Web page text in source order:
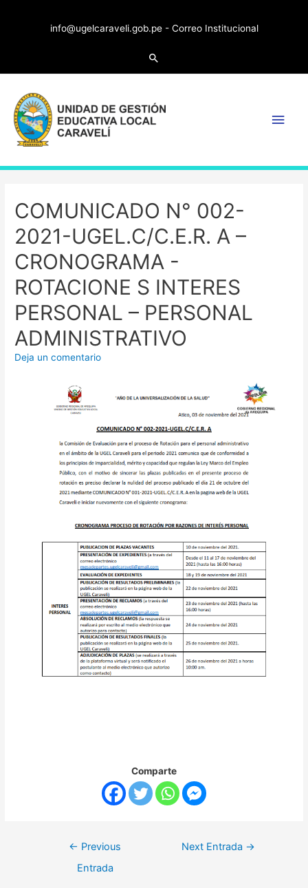
info@ugelcaraveli.gob.pe - Correo Institucional
COMUNICADO N° 002-
2021-UGEL.C/C.E.R. A –
CRONOGRAMA -
ROTACIONE S INTERES
PERSONAL – PERSONAL
ADMINISTRATIVO
Deja un comentario
Comparte
← Previous
Entrada
Next Entrada →